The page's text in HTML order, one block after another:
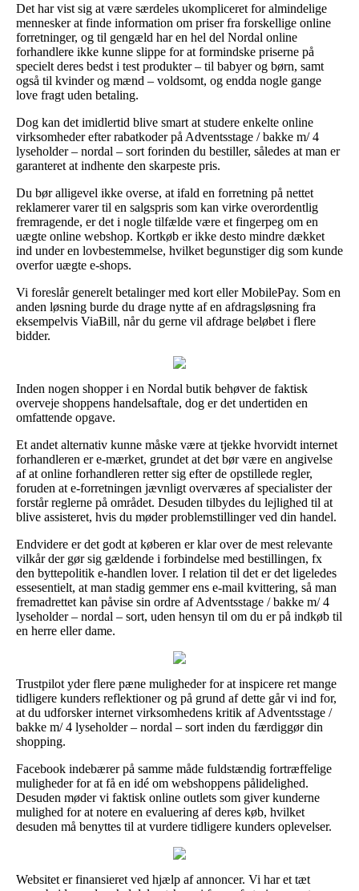
Det har vist sig at være særdeles ukompliceret for almindelige
mennesker at finde information om priser fra forskellige online
forretninger, og til gengæld har en hel del Nordal online
forhandlere ikke kunne slippe for at formindske priserne på
specielt deres bedst i test produkter – til babyer og børn, samt
også til kvinder og mænd – voldsomt, og endda nogle gange
love fragt uden betaling.
Dog kan det imidlertid blive smart at studere enkelte online
virksomheder efter rabatkoder på Adventsstage / bakke m/ 4
lyseholder – nordal – sort forinden du bestiller, således at man er
garanteret at indhente den skarpeste pris.
Du bør alligevel ikke overse, at ifald en forretning på nettet
reklamerer varer til en salgspris som kan virke overordentlig
fremragende, er det i nogle tilfælde være et fingerpeg om en
uægte online webshop. Kortkøb er ikke desto mindre dækket
ind under en lovbestemmelse, hvilket begunstiger dig som kunde
overfor uægte e-shops.
Vi foreslår generelt betalinger med kort eller MobilePay. Som en
anden løsning burde du drage nytte af en afdragsløsning fra
eksempelvis ViaBill, når du gerne vil afdrage beløbet i flere
bidder.
Inden nogen shopper i en Nordal butik behøver de faktisk
overveje shoppens handelsaftale, dog er det undertiden en
omfattende opgave.
Et andet alternativ kunne måske være at tjekke hvorvidt internet
forhandleren er e-mærket, grundet at det bør være en angivelse
af at online forhandleren retter sig efter de opstillede regler,
foruden at e-forretningen jævnligt overværes af specialister der
forstår reglerne på området. Desuden tilbydes du lejlighed til at
blive assisteret, hvis du møder problemstillinger ved din handel.
Endvidere er det godt at køberen er klar over de mest relevante
vilkår der gør sig gældende i forbindelse med bestillingen, fx
den byttepolitik e-handlen lover. I relation til det er det ligeledes
essesentielt, at man stadig gemmer ens e-mail kvittering, så man
fremadrettet kan påvise sin ordre af Adventsstage / bakke m/ 4
lyseholder – nordal – sort, uden hensyn til om du er på indkøb til
en herre eller dame.
Trustpilot yder flere pæne muligheder for at inspicere ret mange
tidligere kunders reflektioner og på grund af dette går vi ind for,
at du udforsker internet virksomhedens kritik af Adventsstage /
bakke m/ 4 lyseholder – nordal – sort inden du færdiggør din
shopping.
Facebook indebærer på samme måde fuldstændig fortræffelige
muligheder for at få en idé om webshoppens pålidelighed.
Desuden møder vi faktisk online outlets som giver kunderne
mulighed for at notere en evaluering af deres køb, hvilket
desuden må benyttes til at vurdere tidligere kunders oplevelser.
Websitet er finansieret ved hjælp af annoncer. Vi har et tæt